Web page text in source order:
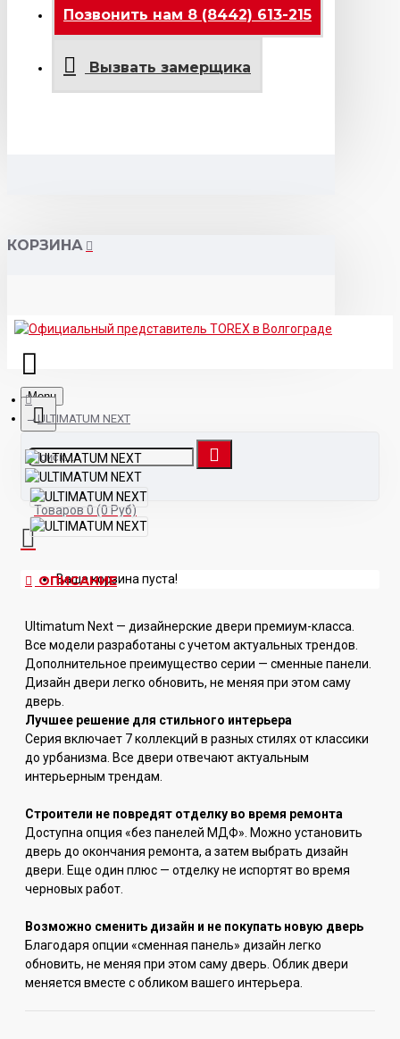
Позвонить нам 8 (8442) 613-215
Вызвать замерщика
КОРЗИНА
Menu
Товаров 0 (0 Руб)
Ваша корзина пуста!
ULTIMATUM NEXT
ОПИСАНИЕ
Ultimatum Next — дизайнерские двери премиум-класса.
Все модели разработаны с учетом актуальных трендов.
Дополнительное преимущество серии — сменные панели.
Дизайн двери легко обновить, не меняя при этом саму
дверь.
Лучшее решение для стильного интерьера
Серия включает 7 коллекций в разных стилях от классики
до урбанизма. Все двери отвечают актуальным
интерьерным трендам.
Строители не повредят отделку во время ремонта
Доступна опция «без панелей МДФ». Можно установить
дверь до окончания ремонта, а затем выбрать дизайн
двери. Еще один плюс — отделку не испортят во время
черновых работ.
Возможно сменить дизайн и не покупать новую дверь
Благодаря опции «сменная панель» дизайн легко
обновить, не меняя при этом саму дверь. Облик двери
меняется вместе с обликом вашего интерьера.